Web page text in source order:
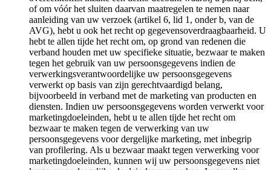
of om vóór het sluiten daarvan maatregelen te nemen naar
aanleiding van uw verzoek (artikel 6, lid 1, onder b, van de
AVG), hebt u ook het recht op gegevensoverdraagbaarheid. U
hebt te allen tijde het recht om, op grond van redenen die
verband houden met uw specifieke situatie, bezwaar te maken
tegen het gebruik van uw persoonsgegevens indien de
verwerkingsverantwoordelijke uw persoonsgegevens
verwerkt op basis van zijn gerechtvaardigd belang,
bijvoorbeeld in verband met de marketing van producten en
diensten. Indien uw persoonsgegevens worden verwerkt voor
marketingdoeleinden, hebt u te allen tijde het recht om
bezwaar te maken tegen de verwerking van uw
persoonsgegevens voor dergelijke marketing, met inbegrip
van profilering. Als u bezwaar maakt tegen verwerking voor
marketingdoeleinden, kunnen wij uw persoonsgegevens niet